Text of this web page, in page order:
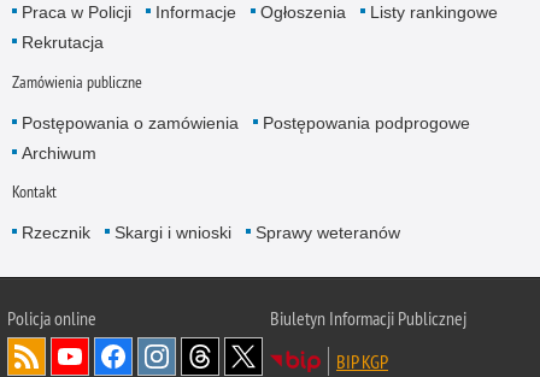
Praca w Policji Informacje Ogłoszenia
Listy rankingowe
Rekrutacja
Zamówienia publiczne
Postępowania o zamówienia
Postępowania podprogowe
Archiwum
Kontakt
Rzecznik Skargi i wnioski Sprawy weteranów
Policjaonline
Biuletyn Informacji Publicznej
BIP KGP